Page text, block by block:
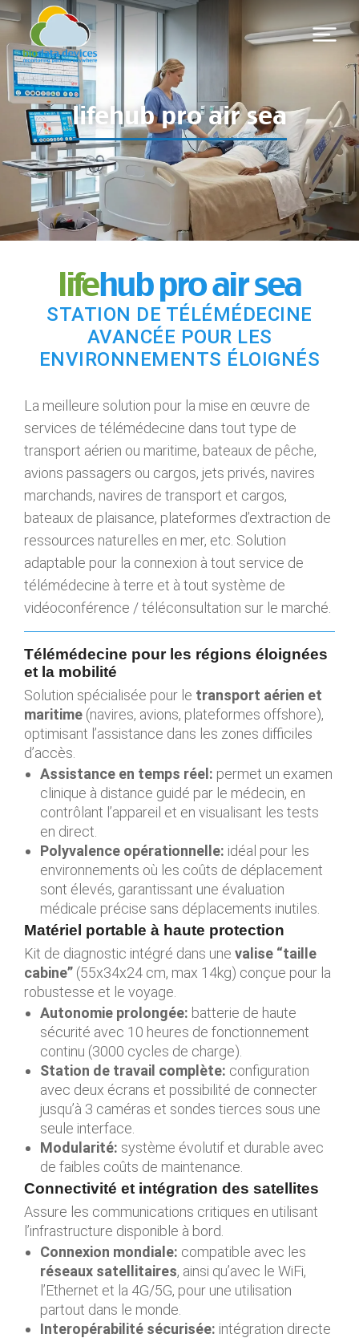
lifehub pro air sea
lifehub pro air sea
STATION DE TÉLÉMÉDECINE
AVANCÉE POUR LES
ENVIRONNEMENTS ÉLOIGNÉS
La meilleure solution pour la mise en œuvre de
services de télémédecine dans tout type de
transport aérien ou maritime, bateaux de pêche,
avions passagers ou cargos, jets privés, navires
marchands, navires de transport et cargos,
bateaux de plaisance, plateformes d’extraction de
ressources naturelles en mer, etc. Solution
adaptable pour la connexion à tout service de
télémédecine à terre et à tout système de
vidéoconférence / téléconsultation sur le marché.
Télémédecine pour les régions éloignées
et la mobilité
Solution spécialisée pour le transport aérien et
maritime (navires, avions, plateformes offshore),
optimisant l’assistance dans les zones difficiles
d’accès.
Assistance en temps réel: permet un examen
clinique à distance guidé par le médecin, en
contrôlant l’appareil et en visualisant les tests
en direct.
Polyvalence opérationnelle: idéal pour les
environnements où les coûts de déplacement
sont élevés, garantissant une évaluation
médicale précise sans déplacements inutiles.
Matériel portable à haute protection
Kit de diagnostic intégré dans une valise “taille
cabine” (55x34x24 cm, max 14kg) conçue pour la
robustesse et le voyage.
Autonomie prolongée: batterie de haute
sécurité avec 10 heures de fonctionnement
continu (3000 cycles de charge).
Station de travail complète: configuration
avec deux écrans et possibilité de connecter
jusqu’à 3 caméras et sondes tierces sous une
seule interface.
Modularité: système évolutif et durable avec
de faibles coûts de maintenance.
Connectivité et intégration des satellites
Assure les communications critiques en utilisant
l’infrastructure disponible à bord.
Connexion mondiale: compatible avec les
réseaux satellitaires, ainsi qu’avec le WiFi,
l’Ethernet et la 4G/5G, pour une utilisation
partout dans le monde.
Interopérabilité sécurisée: intégration directe